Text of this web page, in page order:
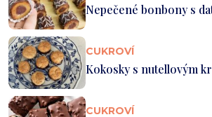
Nepečené bonbony s
CUKROVÍ
Kokosky s nutellovým
CUKROVÍ